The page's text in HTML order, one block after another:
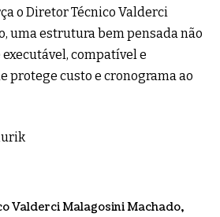
o Diretor Técnico Valderci
uma estrutura bem pensada não
compatível e
protege custo e cronograma ao
Valderci Malagosini Machado